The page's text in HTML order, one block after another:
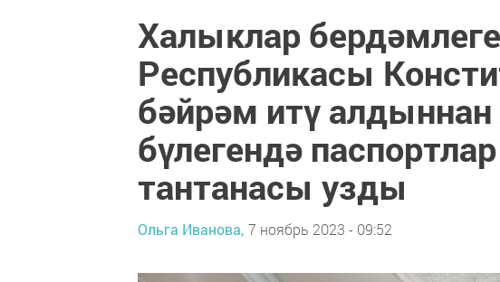
Халыклар
Республикасы
бәйрәм итү
бүлегендә
тантанасы узды
Ольга Иванова, 7 ноябрь 2023 - 09:52